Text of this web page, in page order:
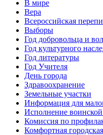
В мире
Вера
Всероссийская
Выборы
Год добровольца и
Год культурного
Год литературы
Год Учителя
День города
Здравоохранение
Земельные участки
Информация для
Исполнение воинской
Комиссия по
Комфортная